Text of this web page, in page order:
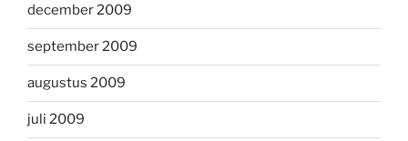
december 2009
september 2009
augustus 2009
juli 2009